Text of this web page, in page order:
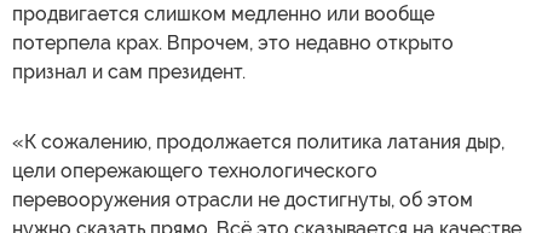
продвигается слишком медленно или вообще
потерпела крах. Впрочем, это недавно открыто
признал и сам президент.
«К сожалению, продолжается политика латания дыр,
цели опережающего технологического
перевооружения отрасли не достигнуты, об этом
нужно сказать прямо. Всё это сказывается на качестве